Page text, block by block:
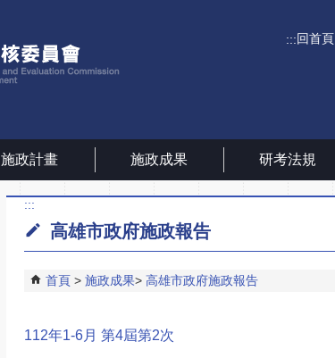
:::回首頁
施政計畫 施政成果 研考法規
:::
高雄市政府施政報告
首頁 施政成果 高雄市政府施政報告
112年1-6月 第4屆第2次